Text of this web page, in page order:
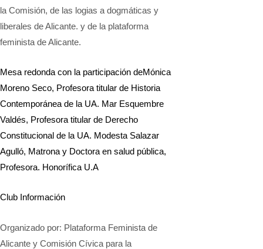
la Comisión, de las logias a dogmáticas y
liberales de Alicante. y de la plataforma
feminista de Alicante.
Mesa redonda con la participación deMónica
Moreno Seco, Profesora titular de Historia
Contemporánea de la UA. Mar Esquembre
Valdés, Profesora titular de Derecho
Constitucional de la UA. Modesta Salazar
Agulló, Matrona y Doctora en salud pública,
Profesora. Honorífica U.A
Club Información
Organizado por: Plataforma Feminista de
Alicante y Comisión Cívica para la